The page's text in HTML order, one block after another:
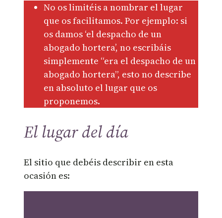
No os limitéis a nombrar el lugar
que os facilitamos. Por ejemplo: si
os damos ‘el despacho de un
abogado hortera’, no escribáis
simplemente “era el despacho de un
abogado hortera”, esto no describe
en absoluto el lugar que os
proponemos.
El lugar del día
El sitio que debéis describir en esta
ocasión es: